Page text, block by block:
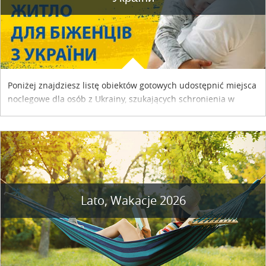
Poniżej znajdziesz listę obiektów gotowych udostępnić miejsca
noclegowe dla osób z Ukrainy, szukających schronienia w
Lato, Wakacje 2026